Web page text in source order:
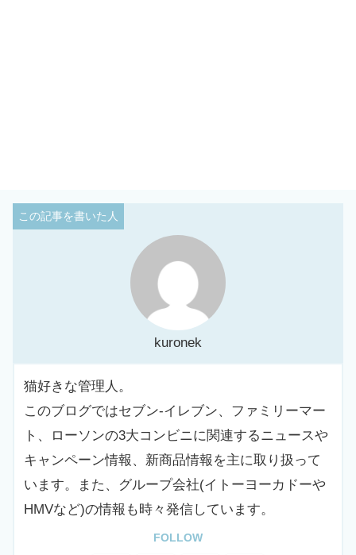
kuronek
猫好きな管理人。
このブログではセブン-イレブン、ファミリーマー
ト、ローソンの3大コンビニに関連するニュースや
キャンペーン情報、新商品情報を主に取り扱って
います。また、グループ会社(イトーヨーカドーや
HMVなど)の情報も時々発信しています。
FOLLOW